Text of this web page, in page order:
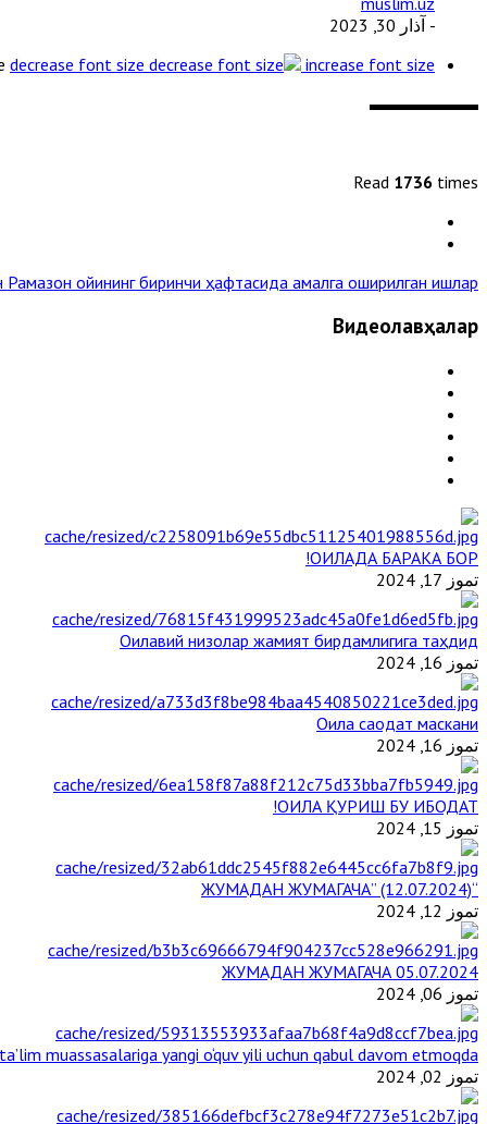
- آذار 30, 2023
decrease font size increase font size
Read 1736 times
ойининг биринчи ҳафтасида амалга оширилган ишлар »
Видеолавҳалар
ОИЛАДА БАРАКА БОР!
تموز 17, 2024
Оилавий низолар жамият бирдамлигига таҳдид
تموز 16, 2024
Оила саодат маскани
تموز 16, 2024
ОИЛА ҚУРИШ БУ ИБОДАТ!
تموز 15, 2024
“ЖУМАДАН ЖУМАГАЧА” (12.07.2024)
تموز 12, 2024
ЖУМАДАН ЖУМАГАЧА 05.07.2024
تموز 06, 2024
muassasalariga yangi o‘quv yili uchun qabul davom etmoqda
تموز 02, 2024